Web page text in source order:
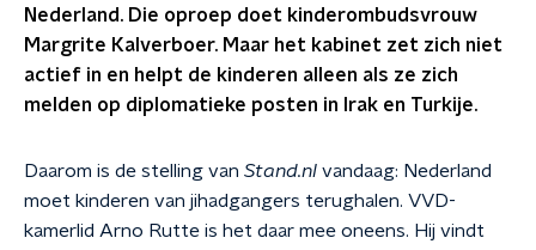
Nederland. Die oproep doet kinderombudsvrouw
Margrite Kalverboer. Maar het kabinet zet zich niet
actief in en helpt de kinderen alleen als ze zich
melden op diplomatieke posten in Irak en Turkije.
Daarom is de stelling van Stand.nl vandaag: Nederland
moet kinderen van jihadgangers terughalen. VVD-
kamerlid Arno Rutte is het daar mee oneens. Hij vindt